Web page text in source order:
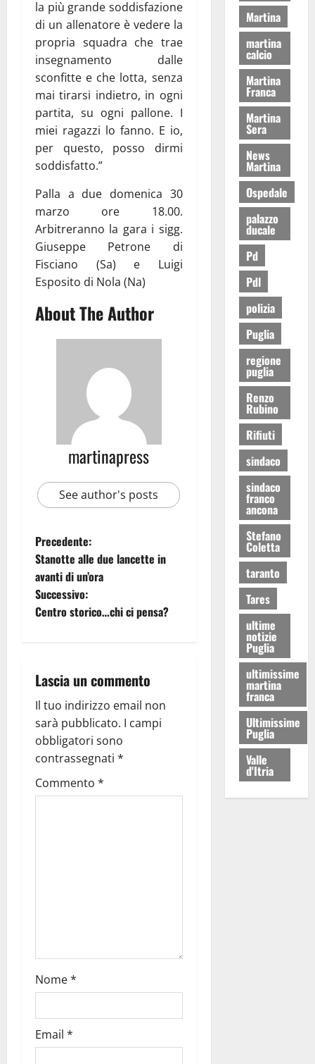
la più grande soddisfazione
di un allenatore è vedere la
propria squadra che trae
insegnamento dalle
sconfitte e che lotta, senza
mai tirarsi indietro, in ogni
partita, su ogni pallone. I
miei ragazzi lo fanno. E io,
per questo, posso dirmi
soddisfatto.”
Palla a due domenica 30
marzo ore 18.00.
Arbitreranno la gara i sigg.
Giuseppe Petrone di
Fisciano (Sa) e Luigi
Esposito di Nola (Na)
About The Author
martinapress
See author's posts
Precedente:
Stanotte alle due lancette in
avanti di un’ora
Successivo:
Centro storico…chi ci pensa?
Lascia un commento
Il tuo indirizzo email non
sarà pubblicato. I campi
obbligatori sono
contrassegnati *
Commento *
Nome*
Email *
Martina
martina
calcio
Martina
Franca
Martina
Sera
News
Martina
Ospedale
palazzo
ducale
Pd
Pdl
polizia
Puglia
regione
puglia
Renzo
Rubino
Rifiuti
sindaco
sindaco
franco
ancona
Stefano
Coletta
taranto
Tares
ultime
notizie
Puglia
ultimissime
martina
franca
Ultimissime
Puglia
Valle
d'Itria